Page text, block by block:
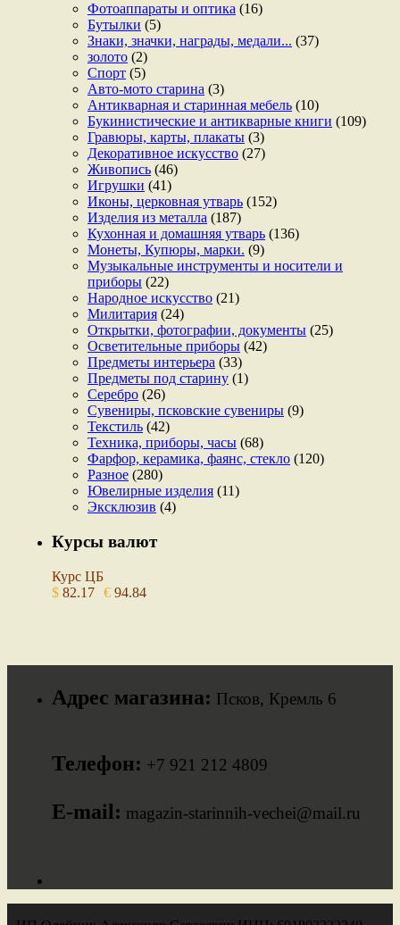
Фотоаппараты и оптика (16)
Бутылки (5)
Знаки, значки, награды, медали... (37)
золото (2)
Спорт (5)
Авто-мото старина (3)
Антикварная и старинная мебель (10)
Букинистические и антикварные книги (109)
Гравюры, карты, плакаты (3)
Декоративное искусство (27)
Живопись (46)
Игрушки (41)
Иконы, церковная утварь (152)
Изделия из металла (187)
Кухонная и домашняя утварь (136)
Монеты, Купюры, марки. (9)
Музыкальные инструменты и носители и
приборы (22)
Народное искусство (21)
Милитария (24)
Открытки, фотографии, документы (25)
Осветительные приборы (42)
Предметы интерьера (33)
Предметы под старину (1)
Серебро (26)
Сувениры, псковские сувениры (9)
Текстиль (42)
Техника, приборы, часы (68)
Фарфор, керамика, фаянс, стекло (120)
Разное (280)
Ювелирные изделия (11)
Эксклюзив (4)
Курсы валют
Курс ЦБ
$ 82.17 € 94.84
Адрес магазина: Псков, Кремль 6
Телефон: +7 921 212 4809
E-mail: magazin-starinnih-vechei@mail.ru